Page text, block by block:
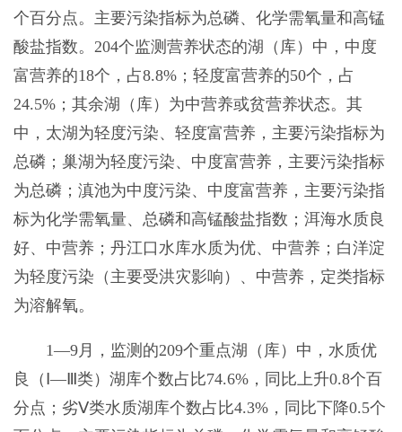
个百分点。主要污染指标为总磷、化学需氧量和高锰
酸盐指数。204个监测营养状态的湖（库）中，中度
富营养的18个，占8.8%；轻度富营养的50个，占
24.5%；其余湖（库）为中营养或贫营养状态。其
中，太湖为轻度污染、轻度富营养，主要污染指标为
总磷；巢湖为轻度污染、中度富营养，主要污染指标
为总磷；滇池为中度污染、中度富营养，主要污染指
标为化学需氧量、总磷和高锰酸盐指数；洱海水质良
好、中营养；丹江口水库水质为优、中营养；白洋淀
为轻度污染（主要受洪灾影响）、中营养，定类指标
为溶解氧。
1—9月，监测的209个重点湖（库）中，水质优
良（Ⅰ—Ⅲ类）湖库个数占比74.6%，同比上升0.8个百
分点；劣Ⅴ类水质湖库个数占比4.3%，同比下降0.5个